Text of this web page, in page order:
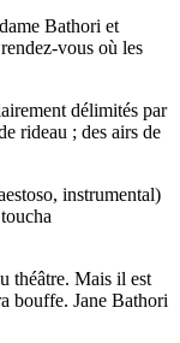
Bathori et
vous où les
délimités par
rideau ; des airs de
instrumental)
théâtre. Mais il est
bouffe. Jane Bathori